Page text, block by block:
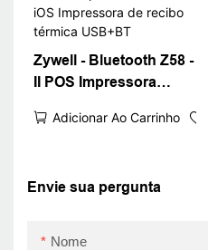
Zywell - Bluetooth Z58 -
II POS Impressora
Impressora de recibo
Adicionar Ao Carrinho
Envie sua pergunta
Nome